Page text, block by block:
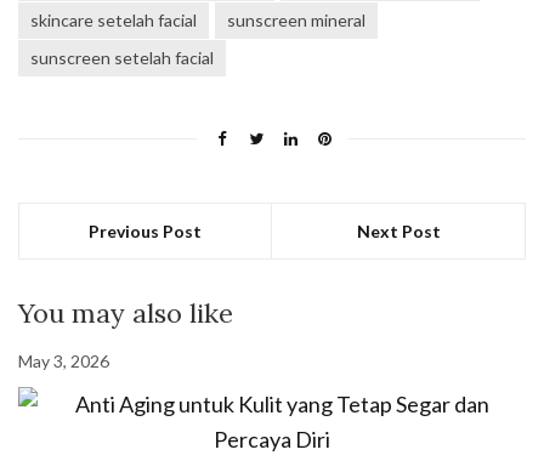
skincare setelah facial
sunscreen mineral
sunscreen setelah facial
Previous Post Next Post
You may also like
May 3, 2026